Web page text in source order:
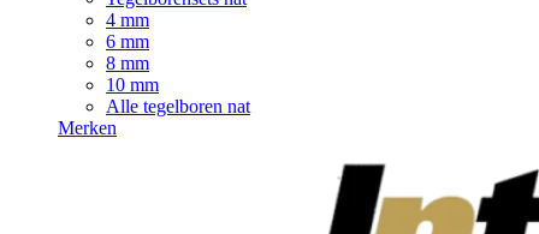
4 mm
6 mm
8 mm
10 mm
Alle tegelboren nat
Merken